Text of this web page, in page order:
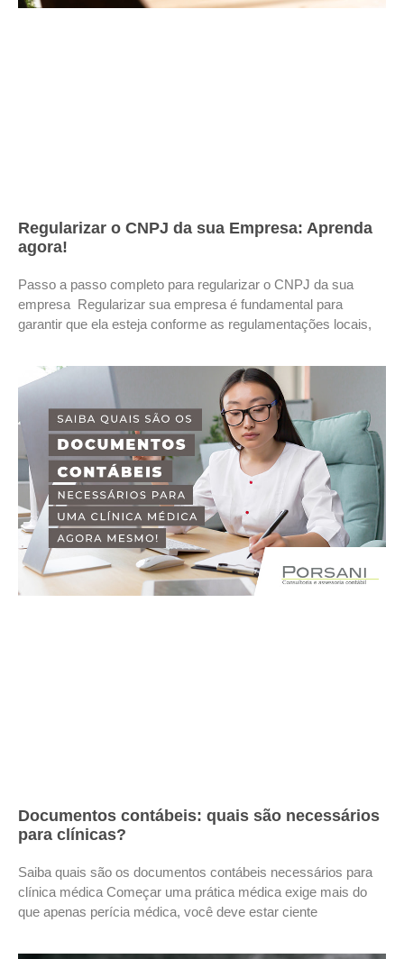
Regularizar o CNPJ da sua Empresa: Aprenda
agora!
Passo a passo completo para regularizar o CNPJ da sua
empresa Regularizar sua empresa é fundamental para
garantir que ela esteja conforme as regulamentações locais,
Documentos contábeis: quais são necessários
para clínicas?
Saiba quais são os documentos contábeis necessários para
clínica médica Começar uma prática médica exige mais do
que apenas perícia médica, você deve estar ciente